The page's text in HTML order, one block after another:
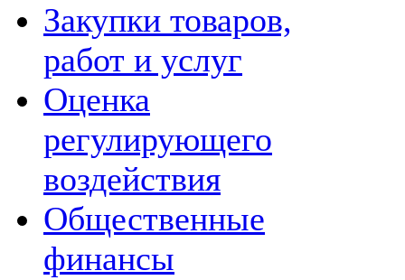
Закупки товаров,
работ и услуг
Оценка
регулирующего
воздействия
Общественные
финансы